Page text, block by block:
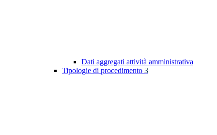
Dati aggregati attività amministrativa
Tipologie di procedimento 3